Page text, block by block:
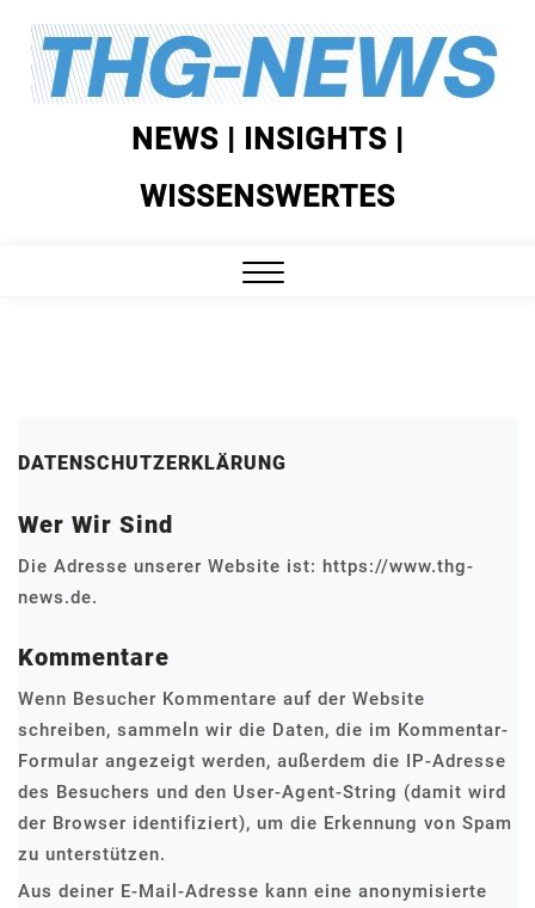
Skip
content
NEWS | INSIGHTS |
WISSENSWERTES
DATENSCHUTZERKLÄRUNG
Wer Wir Sind
Die Adresse unserer Website ist: https://www.thg-
news.de.
Kommentare
Wenn Besucher Kommentare auf der Website
schreiben, sammeln wir die Daten, die im Kommentar-
Formular angezeigt werden, außerdem die IP-Adresse
des Besuchers und den User-Agent-String (damit wird
der Browser identifiziert), um die Erkennung von Spam
zu unterstützen.
Aus deiner E-Mail-Adresse kann eine anonymisierte